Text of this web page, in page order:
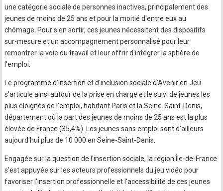
une catégorie sociale de personnes inactives, principalement des
jeunes de moins de 25 ans et pour la moitié d'entre eux au
chômage. Pour s'en sortir, ces jeunes nécessitent des dispositifs
sur-mesure et un accompagnement personnalisé pour leur
remontrer la voie du travail et leur offrir d'intégrer la sphère de
l'emploi.
Le programme d'insertion et d'inclusion sociale d'Avenir en Jeu
s'articule ainsi autour de la prise en charge et le suivi de jeunes les
plus éloignés de l'emploi, habitant Paris et la Seine-Saint-Denis,
département où la part des jeunes de moins de 25 ans est la plus
élevée de France (35,4%). Les jeunes sans emploi sont d'ailleurs
aujourd'hui plus de 10 000 en Seine-Saint-Denis.
Engagée sur la question de l'insertion sociale, la région Île-de-France
s'est appuyée sur les acteurs professionnels du jeu vidéo pour
favoriser l'insertion professionnelle et l'accessibilité de ces jeunes